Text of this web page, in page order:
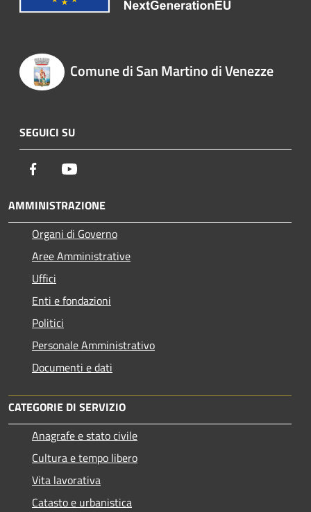
Comune di San Martino di Venezze
SEGUICI SU
Facebook
AMMINISTRAZIONE
Organi di Governo
Aree Amministrative
Uffici
Enti e fondazioni
Politici
Personale Amministrativo
Documenti e dati
CATEGORIE DI SERVIZIO
Anagrafe e stato civile
Cultura e tempo libero
Vita lavorativa
Catasto e urbanistica